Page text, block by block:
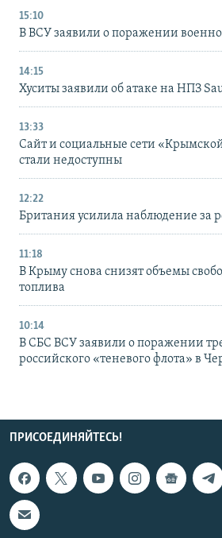
15:10
В ВСУ заявили о поражении
14:15
Хуситы заявили об атаке на НПЗ
13:33
Сайт и социальные сети
стали недоступны
12:22
Британия усилила наблюдение за
11:18
В Крыму снова снизят объемы
топлива
10:14
В СБС ВСУ заявили о поражении
российского «теневого флота» в
ПРИСОЕДИНЯЙТЕСЬ!